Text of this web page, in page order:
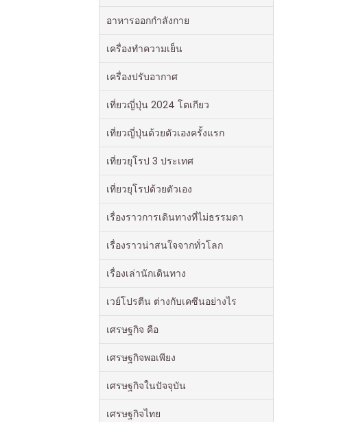
อาหารออกกําลังกาย
เครื่องทำความเย็น
เครื่องปรับอากาศ
เที่ยวญี่ปุ่น 2024 โตเกียว
เที่ยวญี่ปุ่นด้วยตัวเองครั้งแรก
เที่ยวยุโรป 3 ประเทศ
เที่ยวยุโรปด้วยตัวเอง
เรื่องราวการเดินทางที่ไม่ธรรมดา
เรื่องราวน่าสนใจจากทั่วโลก
เรื่องเล่านักเดินทาง
เวย์โปรตีน ต่างกับเคซีนอย่างไร
เศรษฐกิจ คือ
เศรษฐกิจพอเพียง
เศรษฐกิจในปัจจุบัน
เศรษฐกิจไทย